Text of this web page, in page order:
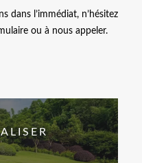
dans l’immédiat, n’hésitez
ou à nous appeler.